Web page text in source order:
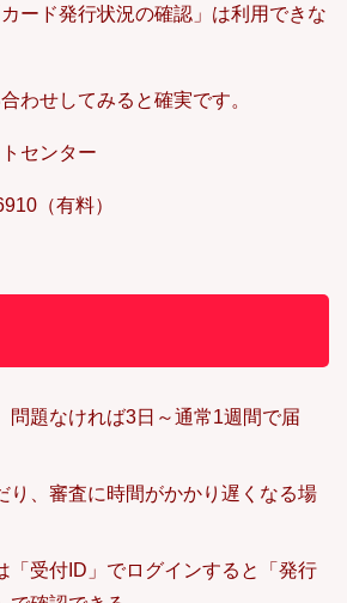
ード発行状況の確認」は利用できな
わせしてみると確実です。
センター
（有料）
問題なければ3日～通常1週間で届
り、審査に時間がかかり遅くなる場
「受付ID」でログインすると「発行